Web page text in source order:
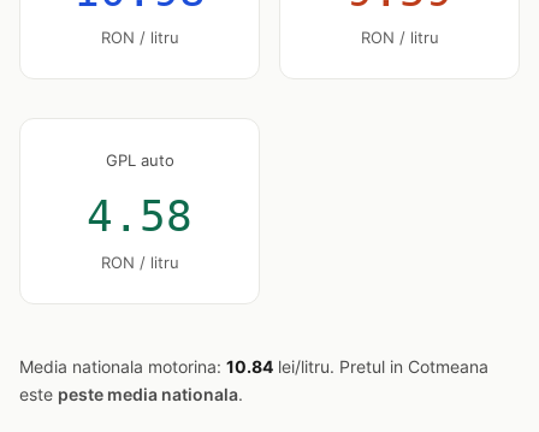
RON / litru RON / litru
GPL auto
4.58
RON / litru
Media nationala motorina: 10.84 lei/litru. Pretul in Cotmeana
este peste media nationala.